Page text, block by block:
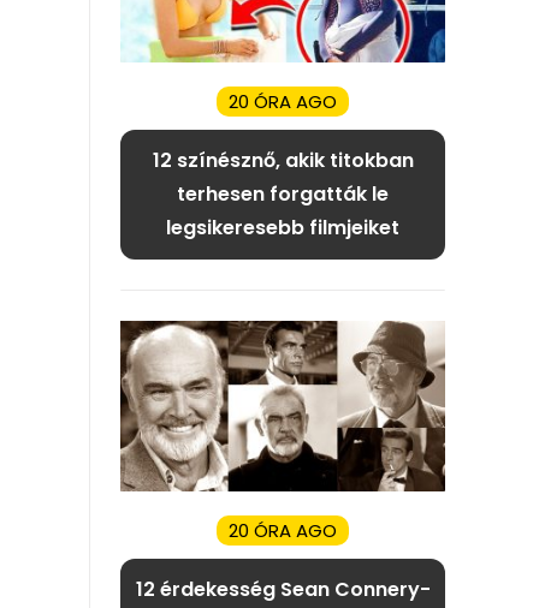
20 ÓRA AGO
12 színésznő, akik titokban
terhesen forgatták le
legsikeresebb filmjeiket
20 ÓRA AGO
12 érdekesség Sean Connery-